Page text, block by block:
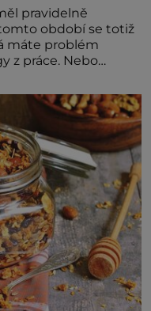
pravidelně
období se totiž
máte problém
z práce. Nebo
tak, s věkem jako
Cvičte